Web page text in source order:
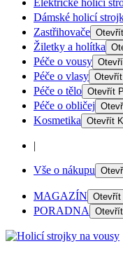
Elektrické holicí
Dámské holicí
Zastřihovače Otevřít
Žiletky a holítka
Péče o vousy
Péče o vlasy Otevřít
Péče o tělo Otevřít
Péče o obličej
Kosmetika Otevřít
|
Vše o nákupu
MAGAZÍN Otevřít
PORADNA Otevřít